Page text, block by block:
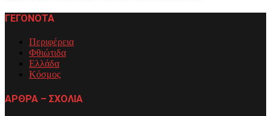
ΓΕΓΟΝΟΤΑ
Περιφέρεια
Φθιώτιδα
Ελλάδα
Κόσμος
ΑΡΘΡΑ – ΣΧΟΛΙΑ